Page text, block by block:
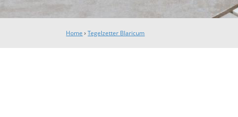
Home ›Tegelzetter Blaricum